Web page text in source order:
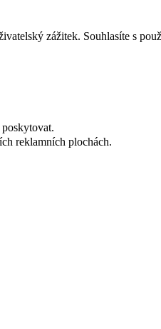
zážitek. Souhlasíte s
reklamních plochách.